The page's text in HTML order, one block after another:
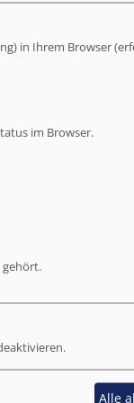
war stilvoll
bietet eine
hochwertig. Ich
Das
Kleiderbügel
man in drei
werden bestellt,
in Ihrem Browser
im Browser.
gehört.
Alle